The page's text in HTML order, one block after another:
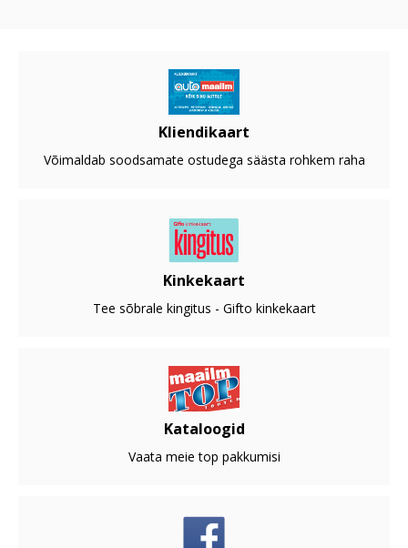
Kliendikaart
Võimaldab soodsamate ostudega säästa rohkem raha
Kinkekaart
Tee sõbrale kingitus - Gifto kinkekaart
Kataloogid
Vaata meie top pakkumisi